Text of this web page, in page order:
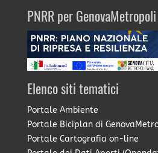
PNRR per GenovaMetropoli
Elenco siti tematici
Portale Ambiente
Portale Biciplan di
Portale Cartografia on-line